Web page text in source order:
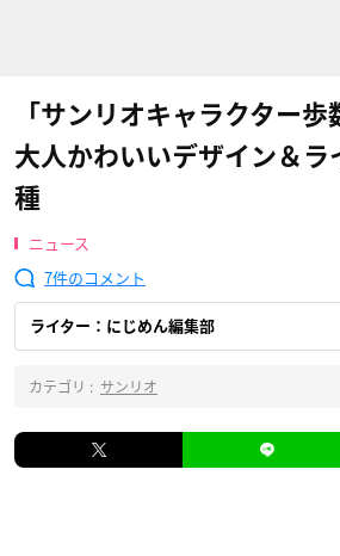
「サンリオキャラクター歩
大人かわいいデザイン＆ラ
種
ニュース
7
ライター：にじめん編集部
カテゴリ : サンリオ